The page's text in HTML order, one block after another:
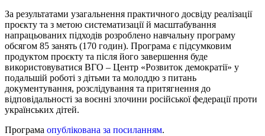
За результатами узагальнення практичного досвіду реалізації
проєкту та з метою систематизації й масштабування
напрацьованих підходів розроблено навчальну програму
обсягом 85 занять (170 годин). Програма є підсумковим
продуктом проєкту та після його завершення буде
використовуватися ВГО – Центр «Розвиток демократії» у
подальшій роботі з дітьми та молоддю з питань
документування, розслідування та притягнення до
відповідальності за воєнні злочини російської федерації проти
українських дітей.
Програма опублікована за посиланням.